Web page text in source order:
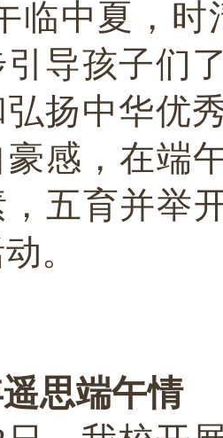
临中夏，
导孩子们
扬中华优
豪感，在端
，五育并举
。
思端午情